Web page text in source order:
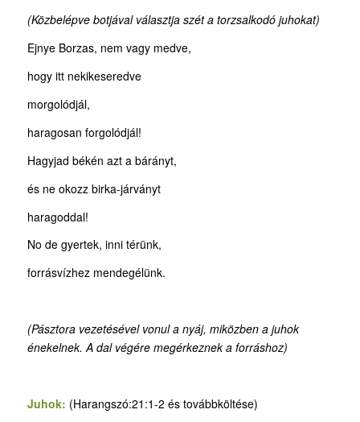
(Közbelépve botjával választja szét a torzsalkodó juhokat)
Ejnye Borzas, nem vagy medve,
hogy itt nekikeseredve
morgolódjál,
haragosan forgolódjál!
Hagyjad békén azt a bárányt,
és ne okozz birka-járványt
haragoddal!
No de gyertek, inni térünk,
forrásvízhez mendegélünk.
(Pásztora vezetésével vonul a nyáj, miközben a juhok
énekelnek. A dal végére megérkeznek a forráshoz)
Juhok: (Harangszó:21:1-2 és továbbköltése)